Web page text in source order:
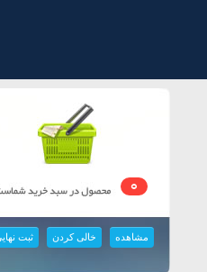
0
مشاهده خالی کردن ثبت